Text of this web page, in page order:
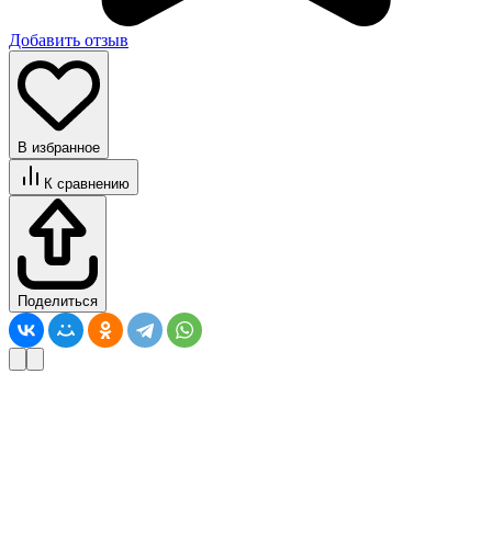
Добавить отзыв
В избранное
К сравнению
Поделиться